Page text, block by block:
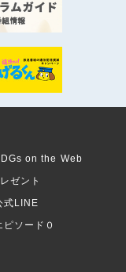
on the Web
ゼント
式LINE
ピソード０